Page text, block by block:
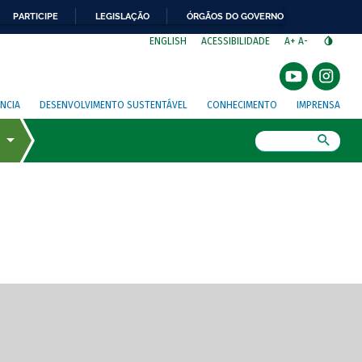
PARTICIPE LEGISLAÇÃO ÓRGÃOS DO GOVERNO
ENGLISH ACESSIBILIDADE A+ A-
DESENVOLVIMENTO SUSTENTÁVEL CONHECIMENTO IMPRENSA
de tela